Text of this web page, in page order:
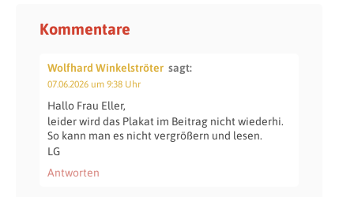
Kommentare
Wolfhard Winkelströter sagt:
07.06.2026 um 9:38 Uhr
Hallo Frau Eller,
leider wird das Plakat im Beitrag nicht wiederhi.
So kann man es nicht vergrößern und lesen.
LG
Antworten